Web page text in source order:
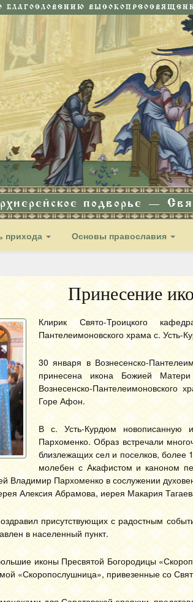
БЛАГОСЛОВЕНИЮ
подворье —
прихода Основы православия
Принесение
Клирик Свято-Троицкого
Пантелеимоновского храма с. Усть-
30 января в Вознесенско-
принесена икона Божией
Вознесенско-
Горе Афон.
В с. Усть-Курдюм новописанную
Пархоменко. Образ встречали
близлежащих сел и поселков, более
молебен с Акафистом и каноном
Владимир Пархоменко в сослужении
Алексия Абрамова, иерея Макария
присутствующих с радостным
в населенный пункт.
иконы Пресвятой Богородицы
«Скоропослушница», привезенные со